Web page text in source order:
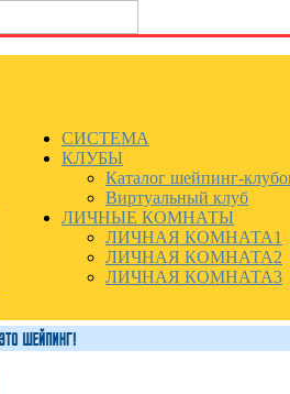
СИСТЕМА
КЛУБЫ
Каталог шейпинг-
Виртуальный клуб
ЛИЧНЫЕ КОМНАТЫ
ЛИЧНАЯ КОМНАТА1
ЛИЧНАЯ КОМНАТА2
ЛИЧНАЯ КОМНАТА3